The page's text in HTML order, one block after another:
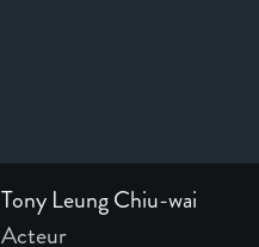
Tony Leung Chiu-wai
Acteur